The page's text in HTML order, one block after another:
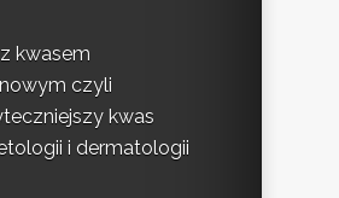
kwasem
czyli
kwas
i dermatologii